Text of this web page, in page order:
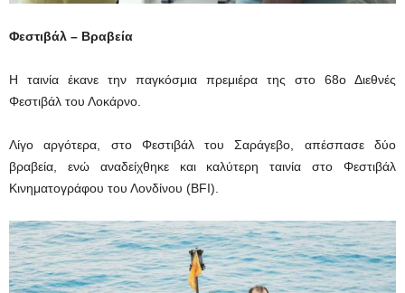
Φεστιβάλ – Βραβεία
Η ταινία έκανε την παγκόσμια πρεμιέρα της στο 68ο Διεθνές
Φεστιβάλ του Λοκάρνο.
Λίγο αργότερα, στο Φεστιβάλ του Σαράγεβο, απέσπασε δύο
βραβεία, ενώ αναδείχθηκε και καλύτερη ταινία στο Φεστιβάλ
Κινηματογράφου του Λονδίνου (BFI).